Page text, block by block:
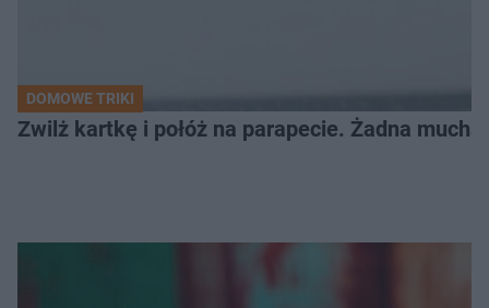
DOMOWE TRIKI
Zwilż kartkę i połóż na parapecie. Żadna